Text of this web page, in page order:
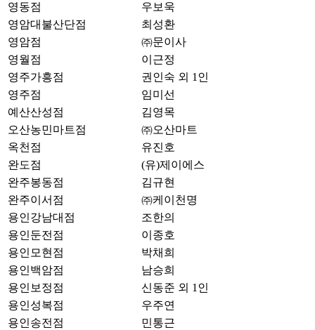
영동점
우보욱
영암대불산단점
최성환
영암점
㈜문이사
영월점
이근정
영주가흥점
권인숙 외 1인
영주점
임미선
예산산성점
김영목
오산농민마트점
㈜오산마트
옥천점
유진호
완도점
(유)제이에스
완주봉동점
김규현
완주이서점
㈜케이천명
용인강남대점
조한의
용인둔전점
이종호
용인모현점
박채희
용인백암점
남승희
용인보정점
신동준 외 1인
용인성복점
우주연
용인송전점
민통근